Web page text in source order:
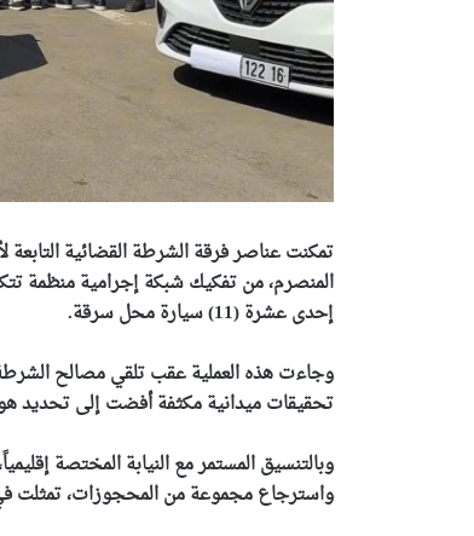
تمكنت عناصر فرقة الشرطة القضائية التابعة
إحدى عشرة (11) سيارة محل سرقة.
وجاءت هذه العملية عقب تلقي مصالح
تحقيقات ميدانية مكثفة أفضت إلى تحديد
وبالتنسيق المستمر مع النيابة المختصة
واسترجاع مجموعة من المحجوزات، تمثلت